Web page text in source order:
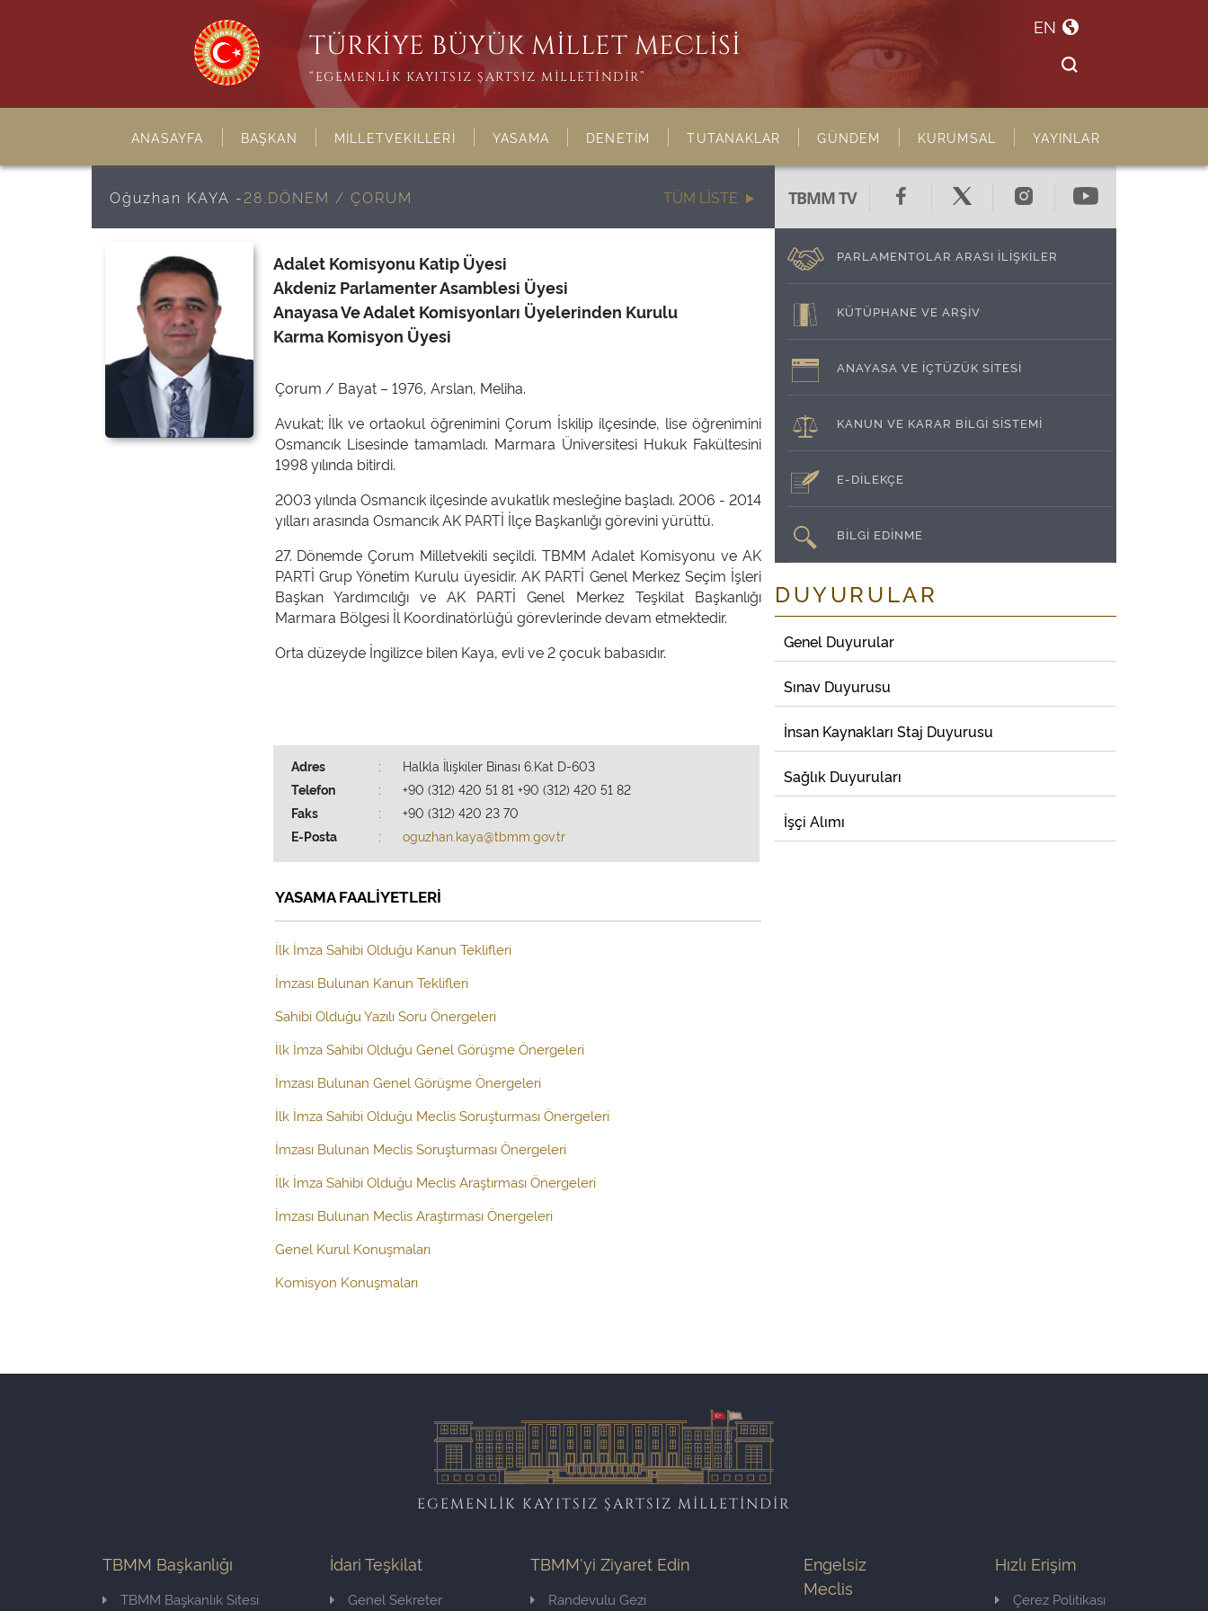
TÜRKİYE BÜYÜK MİLLET MECLİSİ
“EGEMENLİK KAYITSIZ ŞARTSIZ MİLLETİNDİR”
EN
ANASAYFA BAŞKAN MİLLETVEKİLLERİ YASAMA DENETİM TUTANAKLAR GÜNDEM KURUMSAL YAYINLAR
Oğuzhan KAYA -28.DÖNEM / ÇORUM TÜM LİSTE
Adalet Komisyonu Katip Üyesi
Akdeniz Parlamenter Asamblesi Üyesi
Anayasa Ve Adalet Komisyonları Üyelerinden Kurulu
Karma Komisyon Üyesi
Çorum / Bayat – 1976, Arslan, Meliha.
Avukat; İlk ve ortaokul öğrenimini Çorum İskilip ilçesinde, lise öğrenimini
Osmancık Lisesinde tamamladı. Marmara Üniversitesi Hukuk Fakültesini
1998 yılında bitirdi.
2003 yılında Osmancık ilçesinde avukatlık mesleğine başladı. 2006 - 2014
yılları arasında Osmancık AK PARTİ İlçe Başkanlığı görevini yürüttü.
27. Dönemde Çorum Milletvekili seçildi. TBMM Adalet Komisyonu ve AK
PARTİ Grup Yönetim Kurulu üyesidir. AK PARTİ Genel Merkez Seçim İşleri
Başkan Yardımcılığı ve AK PARTİ Genel Merkez Teşkilat Başkanlığı
Marmara Bölgesi İl Koordinatörlüğü görevlerinde devam etmektedir.
Orta düzeyde İngilizce bilen Kaya, evli ve 2 çocuk babasıdır.
Adres :
Halkla İlişkiler Binası 6.Kat D-603
Telefon
:
+90 (312) 420 51 81 +90 (312) 420 51 82
Faks
:
+90 (312) 420 23 70
E-Posta
: oguzhan.kaya@tbmm.gov.tr
YASAMA FAALİYETLERİ
İlk İmza Sahibi Olduğu Kanun Teklifleri
İmzası Bulunan Kanun Teklifleri
Sahibi Olduğu Yazılı Soru Önergeleri
İlk İmza Sahibi Olduğu Genel Görüşme Önergeleri
İmzası Bulunan Genel Görüşme Önergeleri
İlk İmza Sahibi Olduğu Meclis Soruşturması Önergeleri
İmzası Bulunan Meclis Soruşturması Önergeleri
İlk İmza Sahibi Olduğu Meclis Araştırması Önergeleri
İmzası Bulunan Meclis Araştırması Önergeleri
Genel Kurul Konuşmaları
Komisyon Konuşmaları
TBMM TV
PARLAMENTOLAR ARASI İLİŞKİLER
KÜTÜPHANE VE ARŞİV
ANAYASA VE İÇTÜZÜK SİTESİ
KANUN VE KARAR BİLGİ SİSTEMİ
E-DİLEKÇE
BİLGİ EDİNME
DUYURULAR
Genel Duyurular
Sınav Duyurusu
İnsan Kaynakları Staj Duyurusu
Sağlık Duyuruları
İşçi Alımı
EGEMENLİK KAYITSIZ ŞARTSIZ MİLLETİNDİR
TBMM Başkanlığı
TBMM Başkanlık Sitesi
İdari Teşkilat
Genel Sekreter
TBMM'yi Ziyaret Edin
Randevulu Gezi
Engelsiz
Meclis
Hızlı Erişim
Çerez Politikası